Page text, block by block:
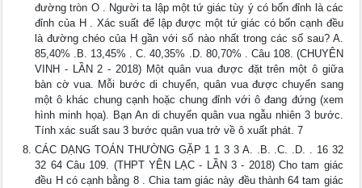
đường tròn O . Người ta lập một tứ giác tùy ý có bốn đỉnh là các
đỉnh của H . Xác suất để lập được một tứ giác có bốn cạnh đều
là đường chéo của H gần với số nào nhất trong các số sau? A.
85,40% .B. 13,45% . C. 40,35% .D. 80,70% . Câu 108. (CHUYÊN
VINH - LẦN 2 - 2018) Một quân vua được đặt trên một ô giữa
bàn cờ vua. Mỗi bước di chuyển, quân vua được chuyển sang
một ô khác chung cạnh hoặc chung đỉnh với ô đang đứng (xem
hình minh họa). Bạn An di chuyển quân vua ngẫu nhiên 3 bước.
Tính xác suất sau 3 bước quân vua trở về ô xuất phát. 7
CÁC DẠNG TOÁN THƯỜNG GẶP 1 1 3 3 A. .B. .C. .D. . 16 32
32 64 Câu 109. (THPT YÊN LẠC - LẦN 3 - 2018) Cho tam giác
đều H có cạnh bằng 8 . Chia tam giác này đều thành 64 tam giác